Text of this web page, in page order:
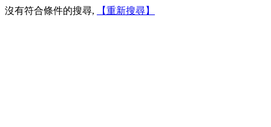
沒有符合條件的搜尋, 【重新搜尋】